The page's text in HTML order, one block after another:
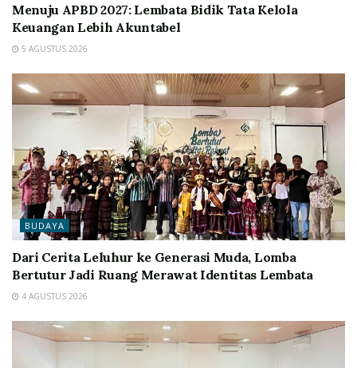
Menuju APBD 2027: Lembata Bidik Tata Kelola
Keuangan Lebih Akuntabel
5 AGUSTUS 2026
BUDAYA
Dari Cerita Leluhur ke Generasi Muda, Lomba
Bertutur Jadi Ruang Merawat Identitas Lembata
4 AGUSTUS 2026